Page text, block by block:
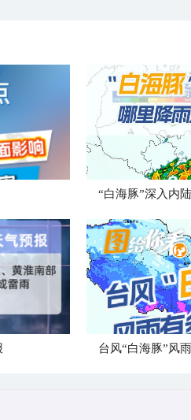
“白海豚”深入内
台风“白海豚”风